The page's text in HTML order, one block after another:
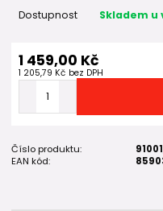
Dostupnost Skladem u
1 459,00 Kč
1 205,79 Kč bez DPH
Číslo produktu:
EAN kód: